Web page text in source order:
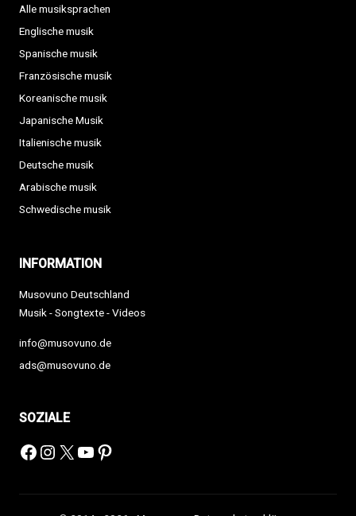
Alle musiksprachen
Englische musik
Spanische musik
Französische musik
Koreanische musik
Japanische Musik
Italienische musik
Deutsche musik
Arabische musik
Schwedische musik
INFORMATION
Musovuno Deutschland
Musik - Songtexte - Videos
info@musovuno.de
ads@musovuno.de
SOZIALE
Facebook
Instagram
X YouTube
Pinterest